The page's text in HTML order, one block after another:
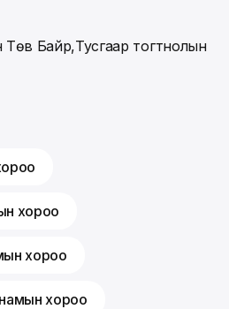
Байр,Тусгаар тогтнолын
хороо
хороо
намын хороо